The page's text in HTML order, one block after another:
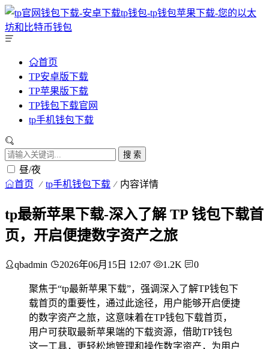
首页
TP安卓版下载
TP苹果版下载
TP钱包下载官网
tp手机钱包下载
搜 索
昼/夜
首页 tp手机钱包下载 内容详情
tp最新苹果下载-深入了解 TP 钱包下载首
页，开启便捷数字资产之旅
qbadmin 2026年06月15日 12:07 1.2K 0
聚焦于“tp最新苹果下载”，强调深入了解TP钱包下
载首页的重要性，通过此途径，用户能够开启便捷
的数字资产之旅，这意味着在TP钱包下载首页，
用户可获取最新苹果端的下载资源，借助TP钱包
这一工具，更轻松地管理和操作数字资产，为用户